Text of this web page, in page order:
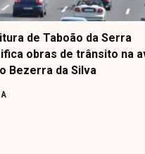
de Taboão da Serra
obras de trânsito na
Bezerra da Silva